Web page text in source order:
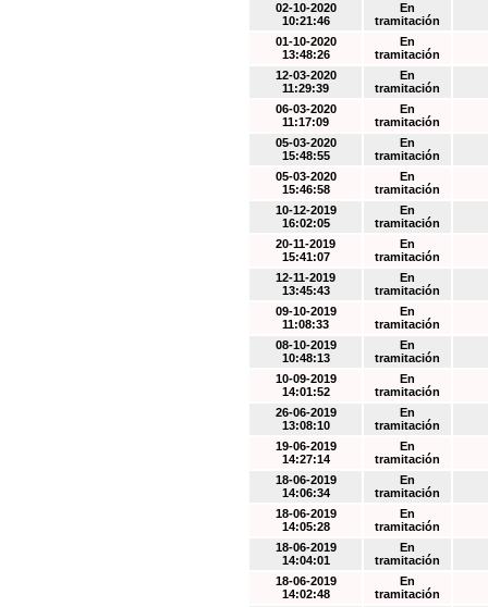
02-10-2020
10:21:46
En
tramitación
01-10-2020
13:48:26
En
tramitación
12-03-2020
11:29:39
En
tramitación
06-03-2020
11:17:09
En
tramitación
05-03-2020
15:48:55
En
tramitación
05-03-2020
15:46:58
En
tramitación
10-12-2019
16:02:05
En
tramitación
20-11-2019
15:41:07
En
tramitación
12-11-2019
13:45:43
En
tramitación
09-10-2019
11:08:33
En
tramitación
08-10-2019
10:48:13
En
tramitación
10-09-2019
14:01:52
En
tramitación
26-06-2019
13:08:10
En
tramitación
19-06-2019
14:27:14
En
tramitación
18-06-2019
14:06:34
En
tramitación
18-06-2019
14:05:28
En
tramitación
18-06-2019
14:04:01
En
tramitación
18-06-2019
14:02:48
En
tramitación